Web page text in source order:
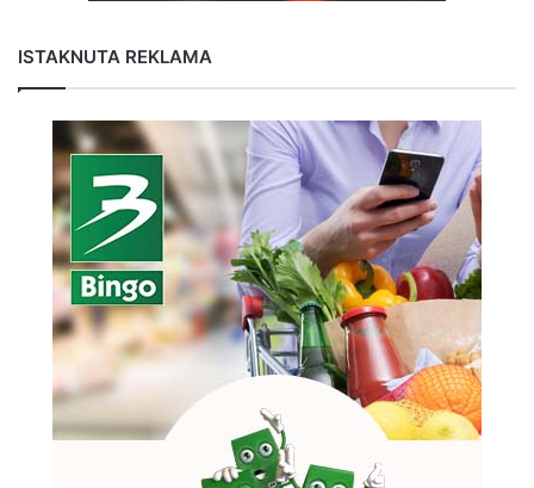
ISTAKNUTA REKLAMA